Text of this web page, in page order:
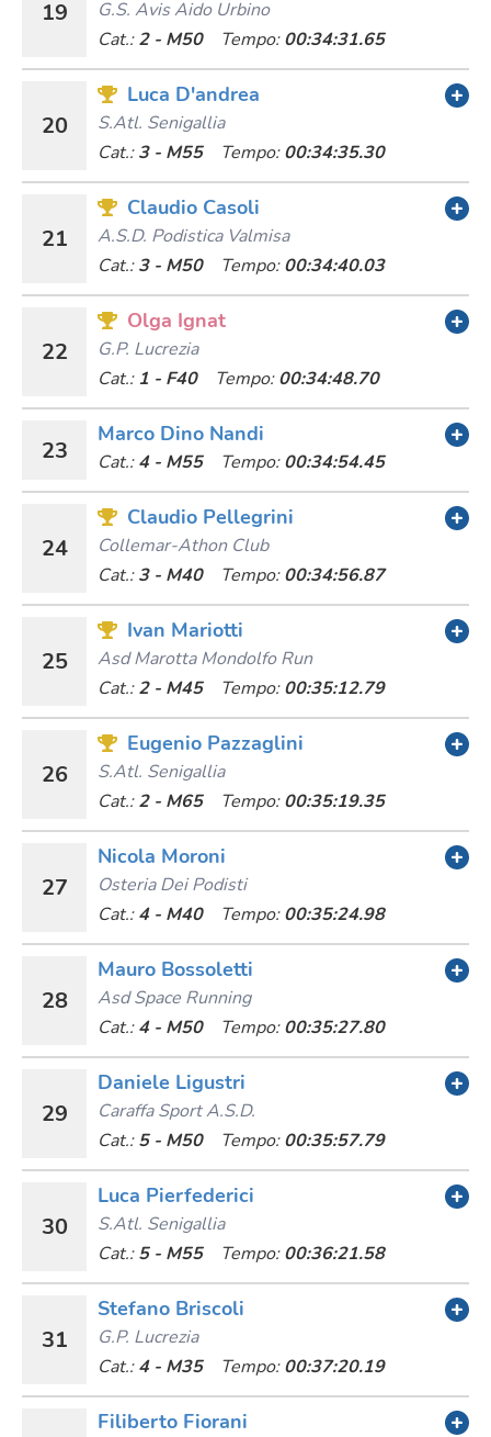
19
G.s. Avis Aido Urbino
Cat.: 2 - M50 Tempo: 00:34:31.65
20
Luca D'andrea
S.atl. Senigallia
Cat.: 3 - M55 Tempo: 00:34:35.30
21
Claudio Casoli
A.s.d. Podistica Valmisa
Cat.: 3 - M50 Tempo: 00:34:40.03
22
Olga Ignat
G.p. Lucrezia
Cat.: 1 - F40 Tempo: 00:34:48.70
23
Marco Dino Nandi
Cat.: 4 - M55 Tempo: 00:34:54.45
24
Claudio Pellegrini
Collemar-Athon Club
Cat.: 3 - M40 Tempo: 00:34:56.87
25
Ivan Mariotti
Asd Marotta Mondolfo Run
Cat.: 2 - M45 Tempo: 00:35:12.79
26
Eugenio Pazzaglini
S.atl. Senigallia
Cat.: 2 - M65 Tempo: 00:35:19.35
27
Nicola Moroni
Osteria Dei Podisti
Cat.: 4 - M40 Tempo: 00:35:24.98
28
Mauro Bossoletti
Asd Space Running
Cat.: 4 - M50 Tempo: 00:35:27.80
29
Daniele Ligustri
Caraffa Sport A.s.d.
Cat.: 5 - M50 Tempo: 00:35:57.79
30
Luca Pierfederici
S.atl. Senigallia
Cat.: 5 - M55 Tempo: 00:36:21.58
31
Stefano Briscoli
G.p. Lucrezia
Cat.: 4 - M35 Tempo: 00:37:20.19
Filiberto Fiorani